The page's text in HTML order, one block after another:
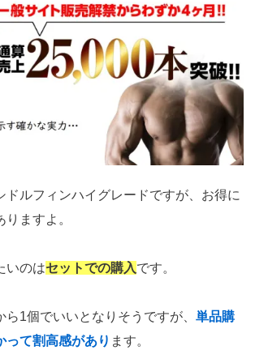
ドルフィンハイグレードですが、お得に
ますよ。
いのはセットでの購入です。
ら1個でいいとなりそうですが、 単品購
って割高感があり ます。